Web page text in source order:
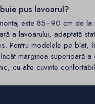
pus lavoarul?
este 85–90 cm de
a lavoarului, adaptată
Pentru modelele pe blat,
marginea superioară a
cu alte cuvinte